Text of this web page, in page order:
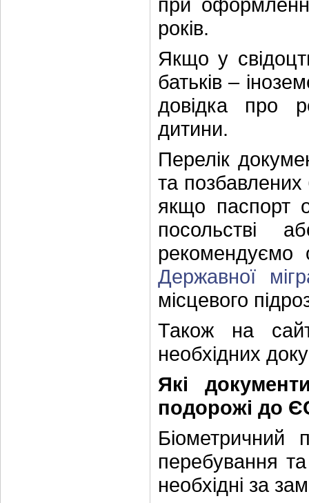
років.
Якщо у
батьків –
довідка про
дитини.
Перелік
та позбавлених
якщо паспорт
посольстві
Державної
місцевого
Також на
необхідних
Які
подорожі до
Біометричний
перебування
необхідні за